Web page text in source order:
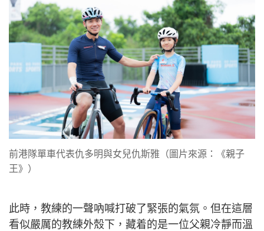
前港隊單車代表仇多明與女兒仇斯雅（圖片來源：《親子
王》）
此時，教練的一聲吶喊打破了緊張的氣氛。但在這層
看似嚴厲的教練外殼下，藏着的是一位父親冷靜而溫